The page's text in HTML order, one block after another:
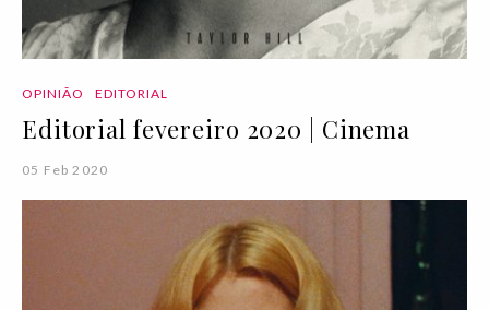
OPINIÃO EDITORIAL
Editorial fevereiro 2020 | Cinema
05 Feb 2020